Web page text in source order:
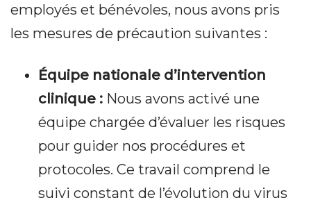
employés et bénévoles, nous avons pris
les mesures de précaution suivantes :
Équipe nationale d’intervention
clinique : Nous avons activé une
équipe chargée d’évaluer les risques
pour guider nos procédures et
protocoles. Ce travail comprend le
suivi constant de l’évolution du virus